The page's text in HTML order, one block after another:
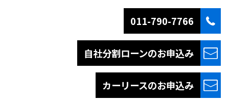
011-790-7766
自社分割ローンのお申込み
カーリースのお申込み